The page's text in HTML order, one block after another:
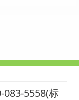
083-5558(标